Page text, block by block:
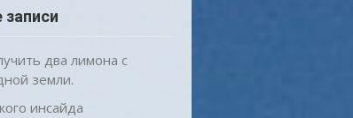
два лимона с
земли.
инсайда